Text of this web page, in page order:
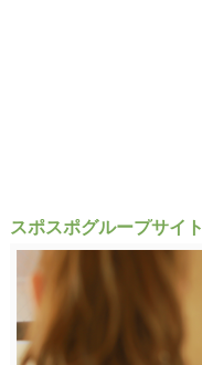
スポスポグループサイト